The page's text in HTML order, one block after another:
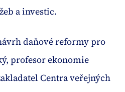
a investic.
daňové reformy pro
profesor ekonomie
Centra veřejných